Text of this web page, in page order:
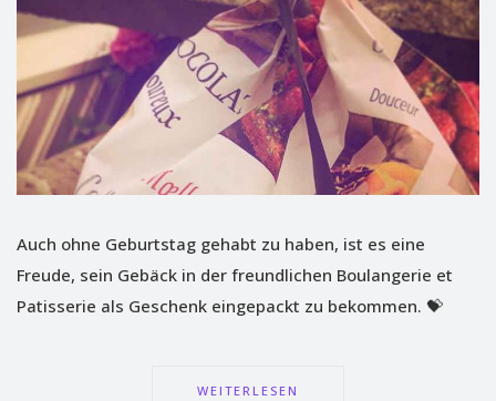
Auch ohne Geburtstag gehabt zu haben, ist es eine
Freude, sein Gebäck in der freundlichen Boulangerie et
Patisserie als Geschenk eingepackt zu bekommen. 💝
WEITERLESEN